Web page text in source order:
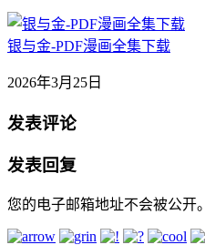
银与金-PDF漫画全集下载
2026年3月25日
发表评论
发表回复
您的电子邮箱地址不会被公开。